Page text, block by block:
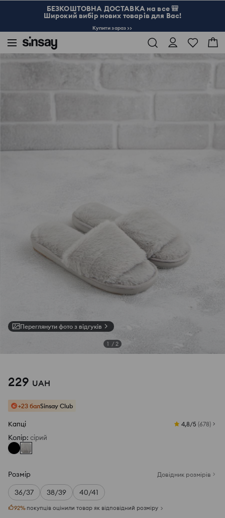
БЕЗКОШТОВНА ДОСТАВКА на все 🎒
Широкий вибір нових товарів для Вас!
Купити зараз >>
Bags & Accessories
Переглянути фото з відгуків
1 / 2
229 UAH
+23 балSinsay Club
Капці 4,8/5 (678)
Колір: сірий
Розмір Довідник розмірів
36/37 38/39 40/41
92% покупців оцінили товар як відповідний розміру